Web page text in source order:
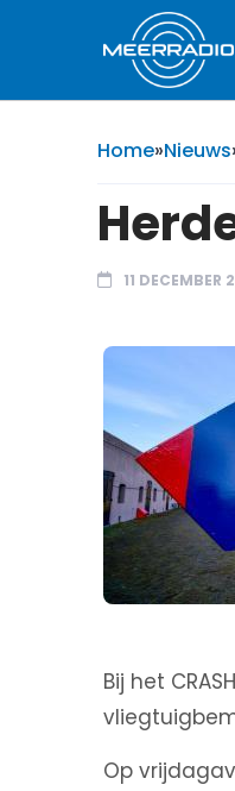
Home»Nieuws
11 DECEMBER
Bij het
Op